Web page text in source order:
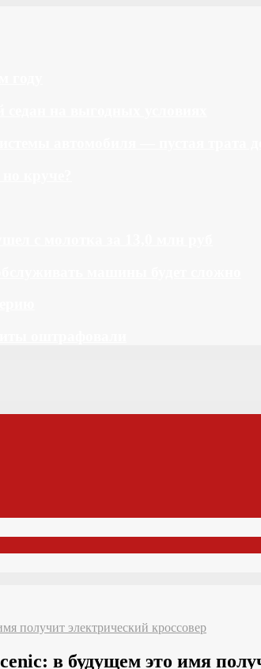
получит электрический кроссовер
в будущем это имя